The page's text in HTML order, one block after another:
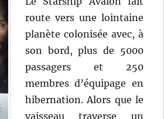
route vers une lointaine
planète colonisée avec, à
son bord, plus de 5000
passagers et 250
membres d’équipage en
hibernation. Alors que le
vaisseau traverse un